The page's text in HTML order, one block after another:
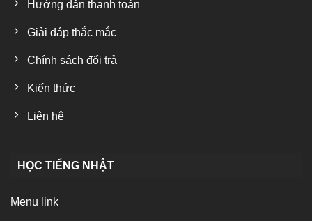
Hướng dẫn thanh toán
Giải đáp thắc mắc
Chính sách đổi trả
Kiến thức
Liên hệ
HỌC TIẾNG NHẬT
Menu link